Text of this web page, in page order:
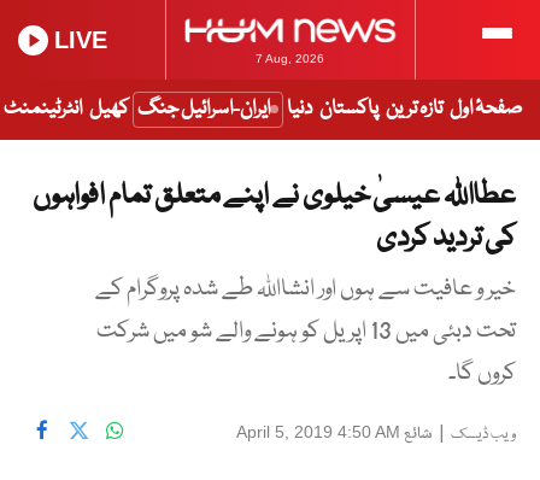
7 Aug, 2026
LIVE
صفحۂ اول تازہ ترین پاکستان دنیا ایران-اسرائیل جنگ کھیل انٹرٹینمنٹ
عطااللہ عیسیٰ خیلوی نے اپنے متعلق تمام افواہوں
کی تردید کردی
خیر و عافیت سے ہوں اور انشااللہ طے شدہ پروگرام کے
تحت دبئی میں 13 اپریل کو ہونے والے شو میں شرکت
کروں گا۔
ویب ڈیسک | شائع April 5, 2019 4:50 AM